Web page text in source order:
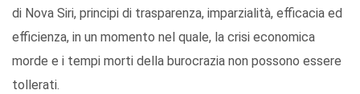
di Nova Siri, principi di trasparenza, imparzialità, efficacia ed
efficienza, in un momento nel quale, la crisi economica
morde e i tempi morti della burocrazia non possono essere
tollerati.